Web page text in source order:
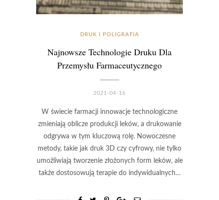
DRUK I POLIGRAFIA
Najnowsze Technologie Druku Dla
Przemysłu Farmaceutycznego
2021-04-16
W świecie farmacji innowacje technologiczne
zmieniają oblicze produkcji leków, a drukowanie
odgrywa w tym kluczową rolę. Nowoczesne
metody, takie jak druk 3D czy cyfrowy, nie tylko
umożliwiają tworzenie złożonych form leków, ale
także dostosowują terapie do indywidualnych…